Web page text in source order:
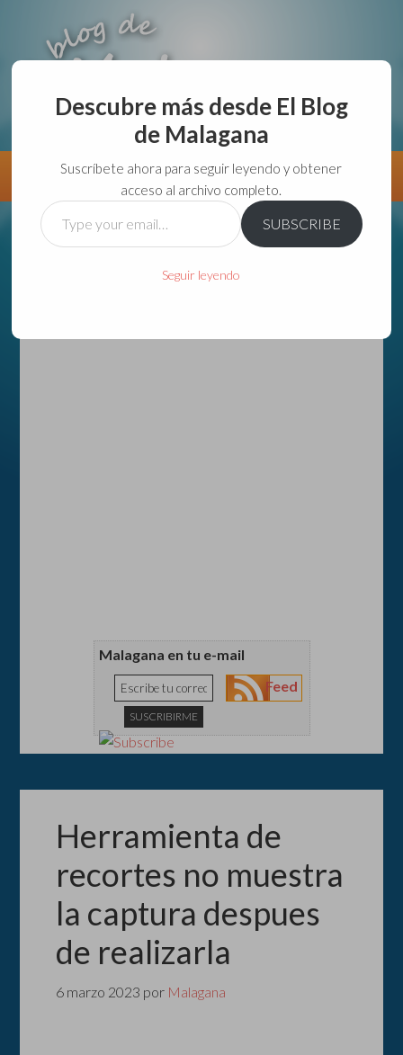
aunque lo haga de malas lo hago....
Información Directorio VivirGuadalajara
Malagana en tu e-mail
Feed
Herramienta de
recortes no muestra
la captura despues
de realizarla
6 marzo 2023 por Malagana
Descubre más desde El Blog
de Malagana
Suscríbete ahora para seguir leyendo y obtener
acceso al archivo completo.
Type
your
SUBSCRIBE
Seguir leyendo